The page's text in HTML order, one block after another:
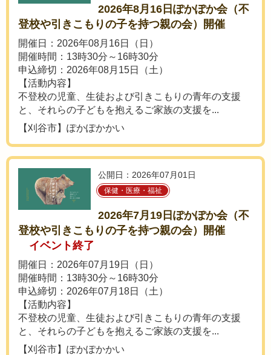
2026年8月16日ぽかぽか会（不
登校や引きこもりの子を持つ親の会）開催
開催日：2026年08月16日（日）
開催時間：13時30分～16時30分
申込締切：2026年08月15日（土）
【活動内容】
不登校の児童、生徒および引きこもりの青年の支援
と、それらの子どもを抱えるご家族の支援を...
【刈谷市】ぽかぽかかい
公開日：2026年07月01日
保健・医療・福祉
2026年7月19日ぽかぽか会（不
登校や引きこもりの子を持つ親の会）開催
イベント終了
開催日：2026年07月19日（日）
開催時間：13時30分～16時30分
申込締切：2026年07月18日（土）
【活動内容】
不登校の児童、生徒および引きこもりの青年の支援
と、それらの子どもを抱えるご家族の支援を...
【刈谷市】ぽかぽかかい